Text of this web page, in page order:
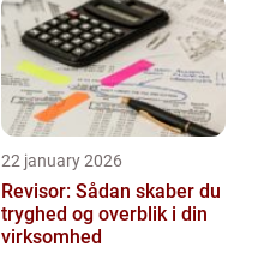
22 january 2026
Revisor: Sådan skaber du
tryghed og overblik i din
virksomhed